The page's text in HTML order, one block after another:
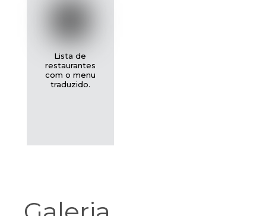
Lista de
restaurantes
com o menu
traduzido.